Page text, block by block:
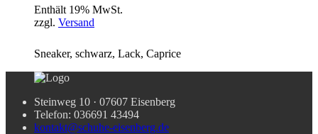
war:
99,95 €
ist:
Enthält 19% MwSt.
zzgl. Versand
Sneaker, schwarz, Lack, Caprice
Steinweg 10 · 07607 Eisenberg
Telefon: 036691 43494
kontakt@schuhe-eisenberg.de